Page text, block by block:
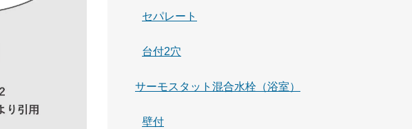
セパレート
台付2穴
サーモスタット混合水栓（浴室）
壁付